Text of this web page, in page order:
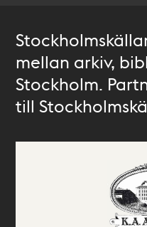
mellan arkiv,
Stockholm.
till